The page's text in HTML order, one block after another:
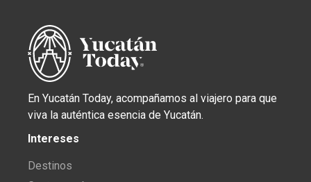
En Yucatán Today, acompañamos al viajero para que
viva la auténtica esencia de Yucatán.
Intereses
Destinos